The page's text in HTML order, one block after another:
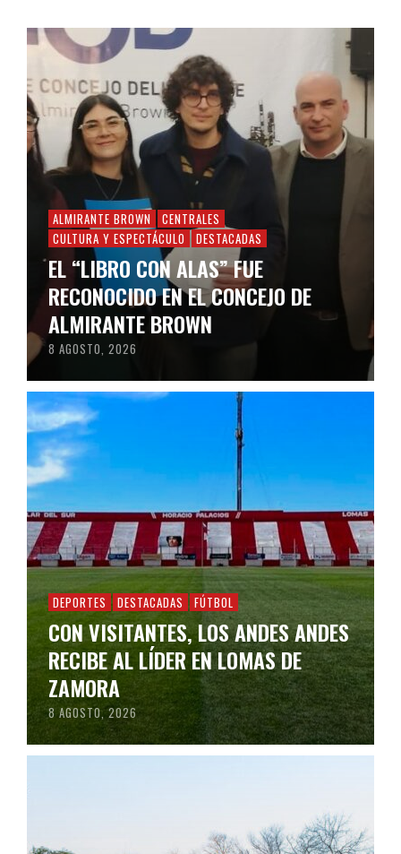
ALMIRANTE BROWN
CENTRALES
CULTURA Y ESPECTÁCULO
DESTACADAS
EL “LIBRO CON ALAS” FUE
RECONOCIDO EN EL CONCEJO DE
ALMIRANTE BROWN
8 AGOSTO, 2026
DEPORTES DESTACADAS FÚTBOL
CON VISITANTES, LOS ANDES ANDES
RECIBE AL LÍDER EN LOMAS DE
ZAMORA
8 AGOSTO, 2026